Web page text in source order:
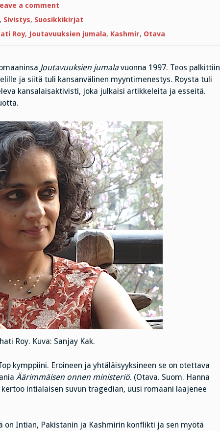
a commenton
Äärimmäisen
onnen
ministeriö
, Sivistys, Suosikkikirjat
Roy, Joutavuuksien jumala, Kashmir, Otava
Joutavuuksien jumala vuonna 1997. Teos palkittiin
ja siitä tuli kansanvälinen myyntimenestys. Roysta tuli
kansalaisaktivisti, joka julkaisi artikkeleita ja esseitä.
Roy. Kuva: Sanjay Kak.
kymppiini. Eroineen ja yhtäläisyyksineen se on otettava
Äärimmäisen onnen ministeriö. (Otava. Suom. Hanna
intialaisen suvun tragedian, uusi romaani laajenee
on Intian, Pakistanin ja Kashmirin konflikti ja sen myötä